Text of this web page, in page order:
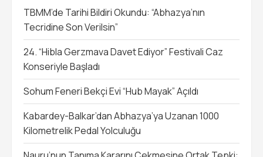
TBMM’de Tarihi Bildiri Okundu: “Abhazya’nın
Tecridine Son Verilsin”
24. “Hibla Gerzmava Davet Ediyor” Festivali Caz
Konseriyle Başladı
Sohum Feneri Bekçi Evi “Hub Mayak” Açıldı
Kabardey-Balkar’dan Abhazya’ya Uzanan 1000
Kilometrelik Pedal Yolculuğu